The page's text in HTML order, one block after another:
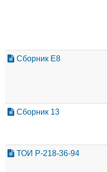
Сборник Е8
Сборник 13
ТОИ Р-218-36-94